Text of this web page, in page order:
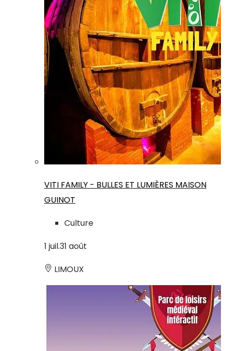
VITI FAMILY - BULLES ET LUMIÈRES MAISON
GUINOT
Culture
1 juil.31 août
LIMOUX